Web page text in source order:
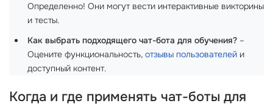
Определенно! Они могут вести интерактивные викторины
и тесты.
Как выбрать подходящего чат-бота для обучения? –
Оцените функциональность, отзывы пользователей и
доступный контент.
Когда и где применять чат-боты для